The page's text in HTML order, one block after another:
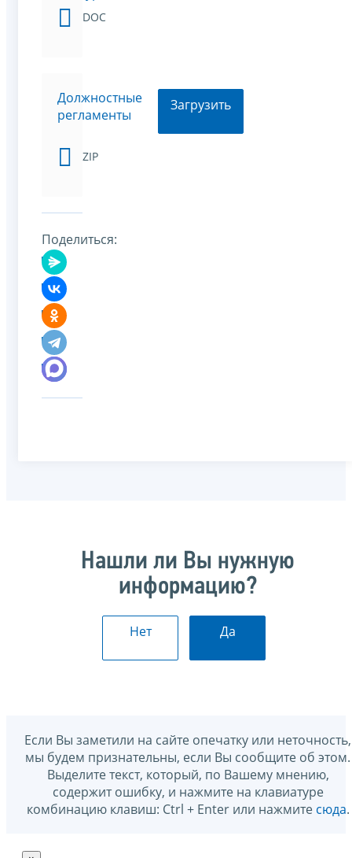
DOC
Должностные
регламенты
ZIP
Загрузить
Поделиться:
Нашли ли Вы нужную
информацию?
Нет Да
Если Вы заметили на сайте опечатку или неточность,
мы будем признательны, если Вы сообщите об этом.
Выделите текст, который, по Вашему мнению,
содержит ошибку, и нажмите на клавиатуре
комбинацию клавиш: Ctrl + Enter или нажмите сюда.